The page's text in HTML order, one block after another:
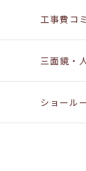
工事費コ
三面鏡・
ショール